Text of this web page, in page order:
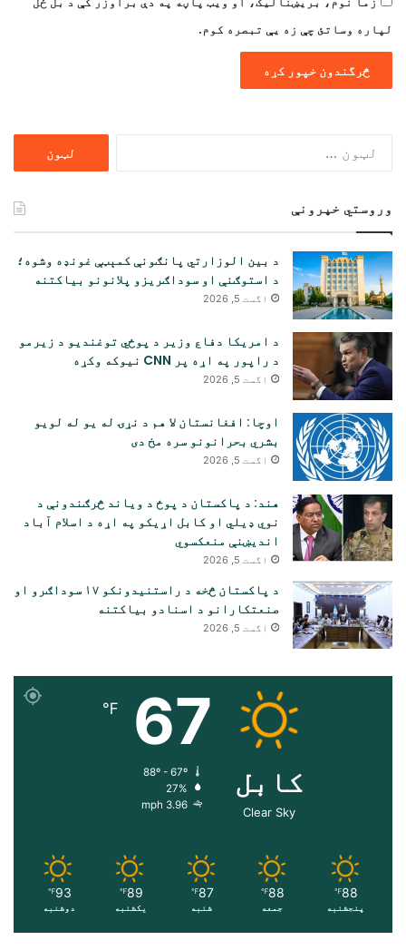
لپاره وساتئ چې زه یې تبصره کوم.
وروستي خپرونې
د بین الوزارتي پانګونې کمېټې غونډه وشوه؛
د استوګنې او سوداګریزو پلانونو بیاکتنه
اگست 5, 2026
د امریکا دفاع وزیر د پوځي توغندیو د زیرمو
د راپور په اړه پر CNN نیوکه وکړه
اگست 5, 2026
اوچا: افغانستان لا هم د نړۍ له یو له لویو
بشري بحرانونو سره مخ دی
اگست 5, 2026
هند: د پاکستان د پوځ د ویاند څرګندونې د
نوي ډیلي او کابل اړیکو په اړه د اسلام آباد
اندیښنې منعکسوي
اگست 5, 2026
د پاکستان څخه د راستنیدونکو ۱۷ سوداګرو او
صنعتکارانو د اسنادو بیاکتنه
اگست 5, 2026
کابل
Clear Sky
67
℉
27%
3.96 mph
88
℉
پنجشنبه
88
℉
جمعه
87
℉
شنبه
89
℉
یکشنبه
93
℉
دوشنبه